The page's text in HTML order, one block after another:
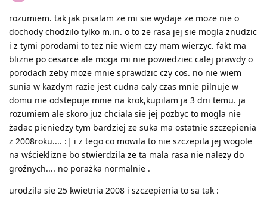
rozumiem. tak jak pisalam ze mi sie wydaje ze moze nie o
dochody chodzilo tylko m.in. o to ze rasa jej sie mogla znudzic
i z tymi porodami to tez nie wiem czy mam wierzyc. fakt ma
blizne po cesarce ale moga mi nie powiedziec calej prawdy o
porodach zeby moze mnie sprawdzic czy cos. no nie wiem
sunia w kazdym razie jest cudna caly czas mnie pilnuje w
domu nie odstepuje mnie na krok,kupilam ja 3 dni temu. ja
rozumiem ale skoro juz chciala sie jej pozbyc to mogla nie
żadac pieniedzy tym bardziej ze suka ma ostatnie szczepienia
z 2008roku.... :| i z tego co mowila to nie szczepila jej wogole
na wścieklizne bo stwierdzila ze ta mala rasa nie nalezy do
groźnych.... no porażka normalnie .
urodzila sie 25 kwietnia 2008 i szczepienia to sa tak :